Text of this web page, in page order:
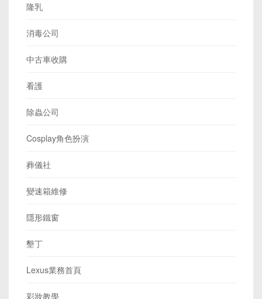
隆乳
消毒公司
中古車收購
看護
除蟲公司
Cosplay角色扮演
葬儀社
變速箱維修
隱形鐵窗
墾丁
Lexus業務首頁
彩妝教學